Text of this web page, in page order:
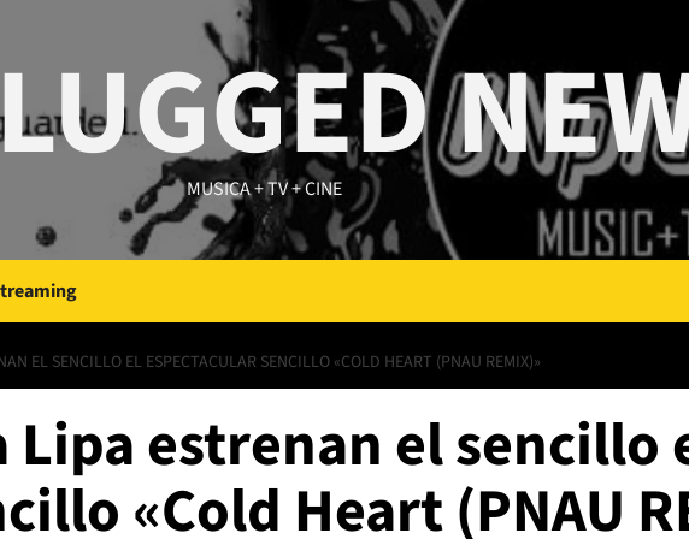
MUSICA + TV + CINE
EL SENCILLO EL ESPECTACULAR SENCILLO «COLD HEART (PNAU REMIX)»
Lipa estrenan el sencillo
«Cold Heart (PNAU